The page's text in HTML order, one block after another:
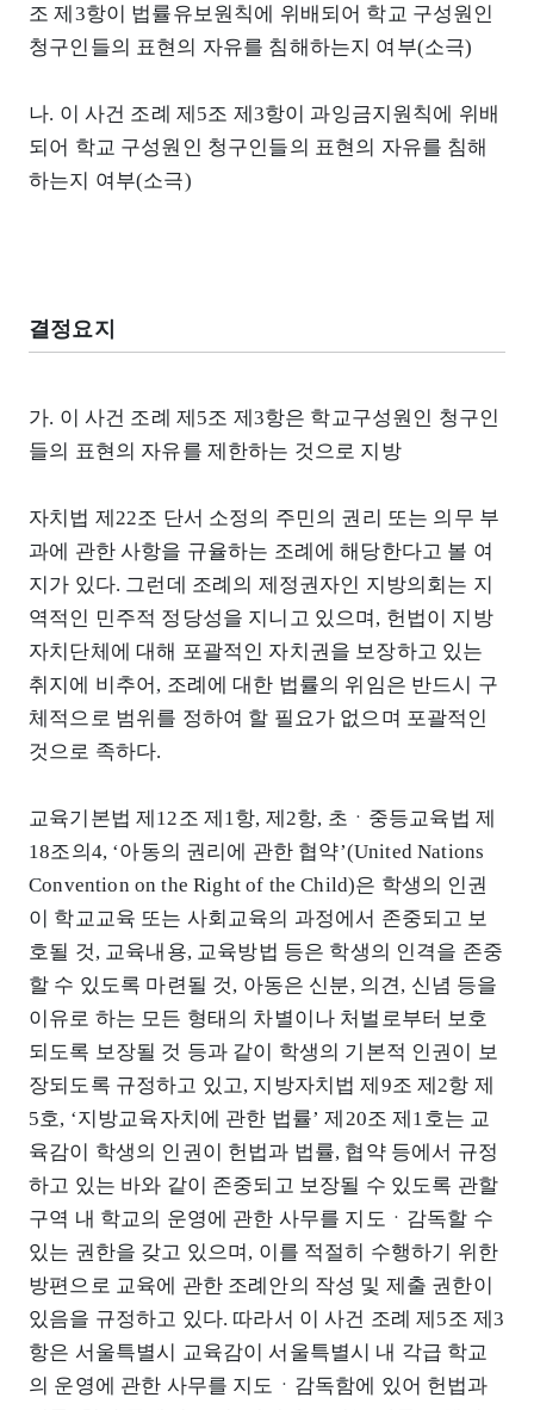
조 제3항이 법률유보원칙에 위배되어 학교 구성원인
청구인들의 표현의 자유를 침해하는지 여부(소극)
나. 이 사건 조례 제5조 제3항이 과잉금지원칙에 위배
되어 학교 구성원인 청구인들의 표현의 자유를 침해
하는지 여부(소극)
결정요지
가. 이 사건 조례 제5조 제3항은 학교구성원인 청구인
들의 표현의 자유를 제한하는 것으로 지방
자치법 제22조 단서 소정의 주민의 권리 또는 의무 부
과에 관한 사항을 규율하는 조례에 해당한다고 볼 여
지가 있다. 그런데 조례의 제정권자인 지방의회는 지
역적인 민주적 정당성을 지니고 있으며, 헌법이 지방
자치단체에 대해 포괄적인 자치권을 보장하고 있는
취지에 비추어, 조례에 대한 법률의 위임은 반드시 구
체적으로 범위를 정하여 할 필요가 없으며 포괄적인
것으로 족하다.
교육기본법 제12조 제1항, 제2항, 초ㆍ중등교육법 제
18조의4, ‘아동의 권리에 관한 협약’(United Nations
Convention on the Right of the Child)은 학생의 인권
이 학교교육 또는 사회교육의 과정에서 존중되고 보
호될 것, 교육내용, 교육방법 등은 학생의 인격을 존중
할 수 있도록 마련될 것, 아동은 신분, 의견, 신념 등을
이유로 하는 모든 형태의 차별이나 처벌로부터 보호
되도록 보장될 것 등과 같이 학생의 기본적 인권이 보
장되도록 규정하고 있고, 지방자치법 제9조 제2항 제
5호, ‘지방교육자치에 관한 법률’ 제20조 제1호는 교
육감이 학생의 인권이 헌법과 법률, 협약 등에서 규정
하고 있는 바와 같이 존중되고 보장될 수 있도록 관할
구역 내 학교의 운영에 관한 사무를 지도ㆍ감독할 수
있는 권한을 갖고 있으며, 이를 적절히 수행하기 위한
방편으로 교육에 관한 조례안의 작성 및 제출 권한이
있음을 규정하고 있다. 따라서 이 사건 조례 제5조 제3
항은 서울특별시 교육감이 서울특별시 내 각급 학교
의 운영에 관한 사무를 지도ㆍ감독함에 있어 헌법과